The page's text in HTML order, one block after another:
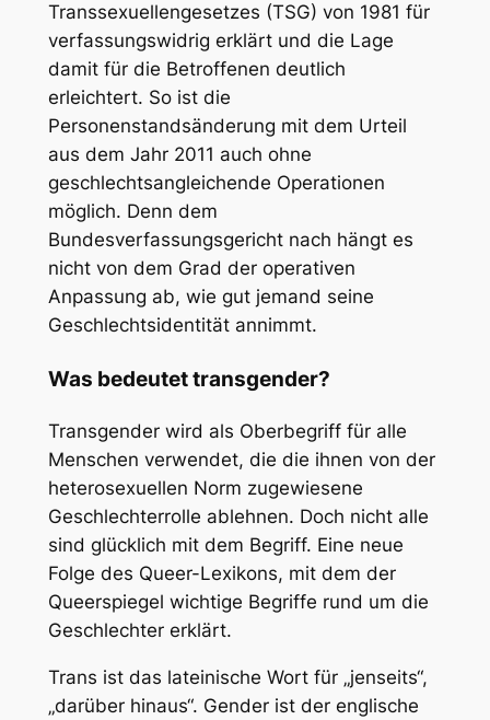
Transsexuellengesetzes (TSG) von 1981 für
verfassungswidrig erklärt und die Lage
damit für die Betroffenen deutlich
erleichtert. So ist die
Personenstandsänderung mit dem Urteil
aus dem Jahr 2011 auch ohne
geschlechtsangleichende Operationen
möglich. Denn dem
Bundesverfassungsgericht nach hängt es
nicht von dem Grad der operativen
Anpassung ab, wie gut jemand seine
Geschlechtsidentität annimmt.
Was bedeutet transgender?
Transgender wird als Oberbegriff für alle
Menschen verwendet, die die ihnen von der
heterosexuellen Norm zugewiesene
Geschlechterrolle ablehnen. Doch nicht alle
sind glücklich mit dem Begriff. Eine neue
Folge des Queer-Lexikons, mit dem der
Queerspiegel wichtige Begriffe rund um die
Geschlechter erklärt.
Trans ist das lateinische Wort für „jenseits“,
„darüber hinaus“. Gender ist der englische